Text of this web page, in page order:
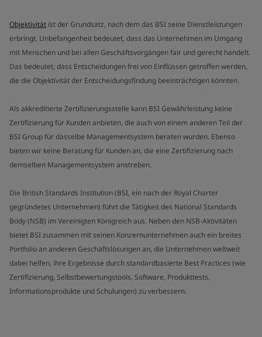
Objektivität ist der Grundsatz, nach dem das BSI seine Dienstleistungen
erbringt. Unbefangenheit bedeutet, dass das Unternehmen im Umgang
mit Menschen und bei allen Geschäftsvorgängen fair und gerecht handelt.
Das bedeutet, dass Entscheidungen frei von Einflüssen getroffen werden,
die die Objektivität der Entscheidungsfindung beeinträchtigen könnten.
Als akkreditierte Zertifizierungsstelle kann BSI Gewährleistung keine
Zertifizierung für Kunden anbieten, die auch von einem anderen Teil der
BSI Group für dasselbe Managementsystem beraten wurden. Ebenso
bieten wir keine Beratung für Kunden an, die eine Zertifizierung nach
demselben Managementsystem anstreben.
Die British Standards Institution (BSI, ein nach der Royal Charter
gegründetes Unternehmen) führt die Tätigkeit des National Standards
Body (NSB) im Vereinigten Königreich aus. Neben den NSB-Aktivitäten
bietet BSI zusammen mit seinen Konzernunternehmen auch ein breites
Portfolio an anderen Geschäftslösungen an, die Unternehmen weltweit
dabei helfen, ihre Ergebnisse durch standardbasierte Best Practices (wie
Zertifizierung, Selbstbewertungstools, Software, Produkttests,
Informationsprodukte und Schulungen) zu verbessern.